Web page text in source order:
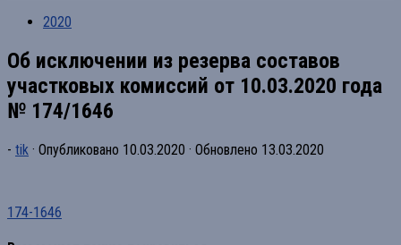
2020
Об исключении из резерва составов
участковых комиссий от 10.03.2020 года
№ 174/1646
- tik · Опубликовано 10.03.2020 · Обновлено 13.03.2020
174-1646